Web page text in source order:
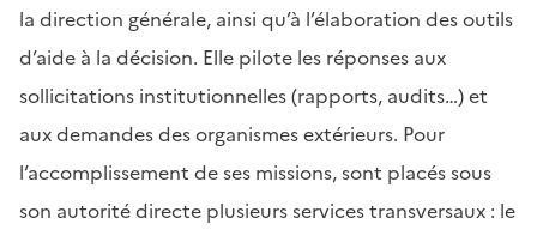
la direction générale, ainsi qu’à l’élaboration des outils
d’aide à la décision. Elle pilote les réponses aux
sollicitations institutionnelles (rapports, audits…) et
aux demandes des organismes extérieurs. Pour
l’accomplissement de ses missions, sont placés sous
son autorité directe plusieurs services transversaux : le